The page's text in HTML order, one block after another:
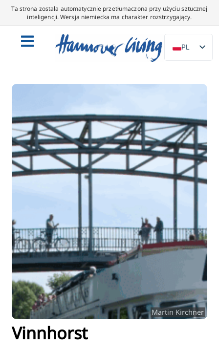
Ta strona została automatycznie przetłumaczona przy użyciu sztucznej
inteligencji. Wersja niemiecka ma charakter rozstrzygający.
PL
DE
IT
DA
SV
FR
FI
JA
UK
BG
Martin Kirchner
Vinnhorst